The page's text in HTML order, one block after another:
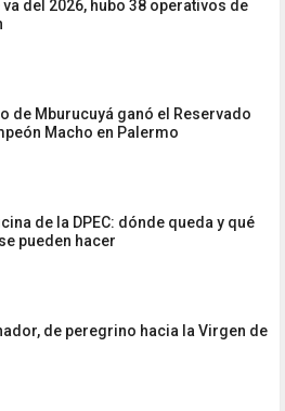
va del 2026, hubo 38 operativos de
de Mburucuyá ganó el Reservado
Macho en Palermo
de la DPEC: dónde queda y qué
pueden hacer
de peregrino hacia la Virgen de